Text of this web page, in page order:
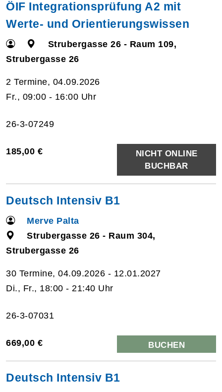
ÖIF Integrationsprüfung A2 mit
Werte- und Orientierungswissen
Strubergasse 26 - Raum 109,
Strubergasse 26
2 Termine, 04.09.2026
Fr., 09:00 - 16:00 Uhr
26-3-07249
185,00 €
NICHT ONLINE
BUCHBAR
Deutsch Intensiv B1
Merve Palta
Strubergasse 26 - Raum 304,
Strubergasse 26
30 Termine, 04.09.2026 - 12.01.2027
Di., Fr., 18:00 - 21:40 Uhr
26-3-07031
669,00 € BUCHEN
Deutsch Intensiv B1